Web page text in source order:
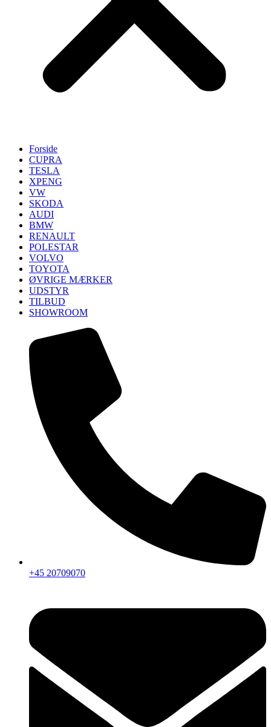
Forside
CUPRA
TESLA
XPENG
VW
SKODA
AUDI
BMW
RENAULT
POLESTAR
VOLVO
TOYOTA
ØVRIGE MÆRKER
UDSTYR
TILBUD
SHOWROOM
+45 20709070